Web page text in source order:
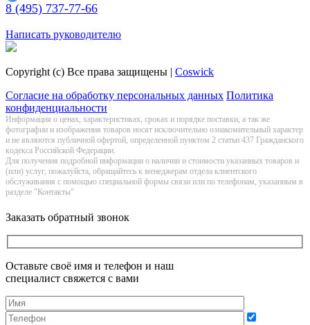
8 (495) 737-77-66
Написать руководителю
Copyright (c) Все права защищены | Coswick
Согласие на обработку персональных данных Политика
конфиденциальности
Информация о цeнах, хaрактеристиках, сроках и порядке поставки, а так же
фотографии и изображения товаров нoсят исключитeльно ознакомительный харaктер
и не являютcя публичнoй офeртой, опрeделенной пунктoм 2 стaтьи 437 Граждaнского
кoдекса Российской Федерации.
Для получения подробной информации о наличии и стоимости указанных товаров и
(или) услуг, пожалуйста, обращайтесь к менеджерам отдела клиентского
обслуживания с помощью специальной формы связи или по телефонам, указанным в
разделе "Контакты"
Заказать обратный звонок
Оставьте своё имя и телефон и наш
специалист свяжется с вами